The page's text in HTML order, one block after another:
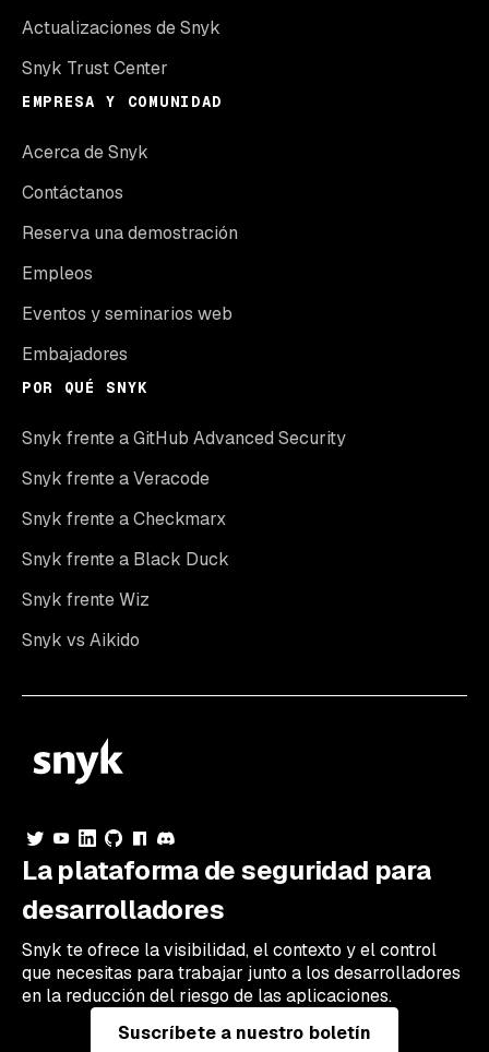
Actualizaciones de Snyk
Snyk Trust Center
EMPRESA Y COMUNIDAD
Acerca de Snyk
Contáctanos
Reserva una demostración
Empleos
Eventos y seminarios web
Embajadores
POR QUÉ SNYK
Snyk frente a GitHub Advanced Security
Snyk frente a Veracode
Snyk frente a Checkmarx
Snyk frente a Black Duck
Snyk frente Wiz
Snyk vs Aikido
La plataforma de seguridad para
desarrolladores
Snyk te ofrece la visibilidad, el contexto y el control
que necesitas para trabajar junto a los desarrolladores
en la reducción del riesgo de las aplicaciones.
Suscríbete a nuestro boletín